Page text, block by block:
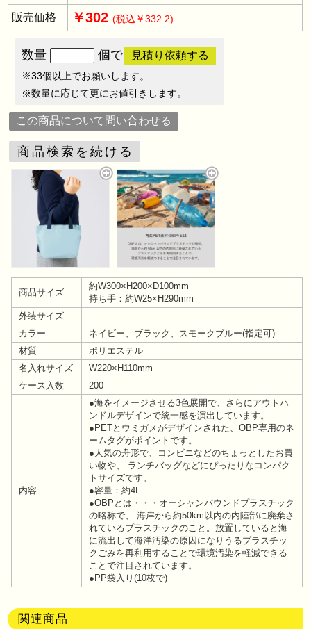
販売価格 ￥302(税込￥332.2)
数量 個で 見積り依頼する
※33個以上でお願いします。
※数量に応じて更にお値引きします。
この商品について問い合わせる
商品検索を続ける
商品サイズ
約W300×H200×D100mm
持ち手：約W25×H290mm
外装サイズ
カラー
ネイビー、ブラック、スモークブルー(指定可)
材質
ポリエステル
名入れサイズ
W220×H110mm
ケース入数
200
内容
●海をイメージさせる3色展開で、さらにアウトハ
ンドルデザインで統一感を演出しています。
●PETとウミガメがデザインされた、OBP専用のネ
ームタグがポイントです。
●人気の舟形で、コンビニなどのちょっとしたお買
い物や、 ランチバッグなどにぴったりなコンパク
トサイズです。
●容量：約4L
●OBPとは・・・オーシャンバウンドプラスチック
の略称で、 海岸から約50km以内の内陸部に廃棄さ
れているプラスチックのこと。放置していると海
に流出して海洋汚染の原因になりうるプラスチッ
クごみを再利用することで環境汚染を軽減できる
ことで注目されています。
●PP袋入り(10枚で)
関連商品